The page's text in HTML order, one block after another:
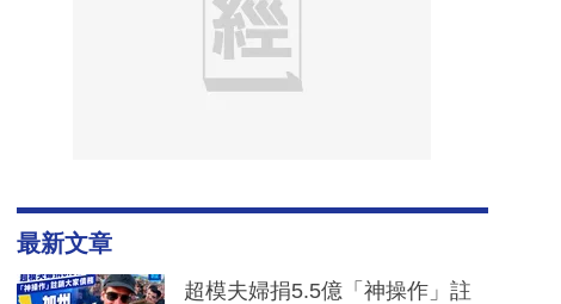
最新文章
超模夫婦捐5.5億「神操作」註